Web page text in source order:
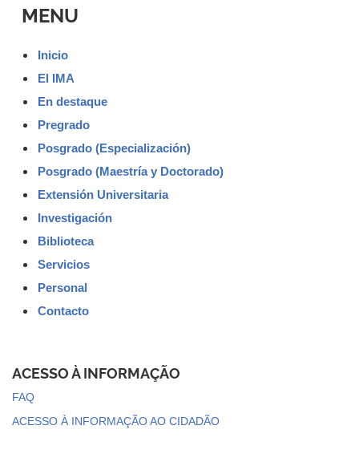
MENU
Inicio
El IMA
En destaque
Pregrado
Posgrado (Especialización)
Posgrado (Maestría y Doctorado)
Extensión Universitaria
Investigación
Biblioteca
Servicios
Personal
Contacto
ACESSO À INFORMAÇÃO
FAQ
ACESSO À INFORMAÇÃO AO CIDADÃO